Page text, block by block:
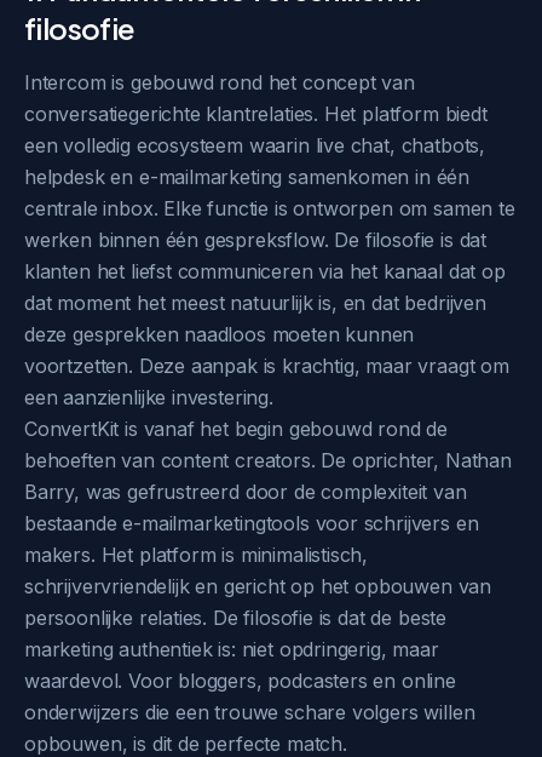
filosofie
Intercom is gebouwd rond het concept van
conversatiegerichte klantrelaties. Het platform biedt
een volledig ecosysteem waarin live chat, chatbots,
helpdesk en e-mailmarketing samenkomen in één
centrale inbox. Elke functie is ontworpen om samen te
werken binnen één gespreksflow. De filosofie is dat
klanten het liefst communiceren via het kanaal dat op
dat moment het meest natuurlijk is, en dat bedrijven
deze gesprekken naadloos moeten kunnen
voortzetten. Deze aanpak is krachtig, maar vraagt om
een aanzienlijke investering.
ConvertKit is vanaf het begin gebouwd rond de
behoeften van content creators. De oprichter, Nathan
Barry, was gefrustreerd door de complexiteit van
bestaande e-mailmarketingtools voor schrijvers en
makers. Het platform is minimalistisch,
schrijvervriendelijk en gericht op het opbouwen van
persoonlijke relaties. De filosofie is dat de beste
marketing authentiek is: niet opdringerig, maar
waardevol. Voor bloggers, podcasters en online
onderwijzers die een trouwe schare volgers willen
opbouwen, is dit de perfecte match.